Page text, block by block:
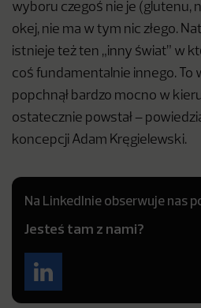
wyboru czegoś nie je (glutenu,
okej, nie ma w tym nic złego.
istnieje też ten „inny świat” w
coś fundamentalnie innego. To
popchnął bardzo mocno w
ostatecznie powstał –
koncepcji Adam Kręgielewski.
Na LinkedInie obserwuje nas
Jesteś tam z nami?